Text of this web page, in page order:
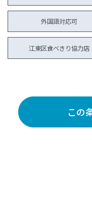
外国語対応可
江東区食べきり協力店
この